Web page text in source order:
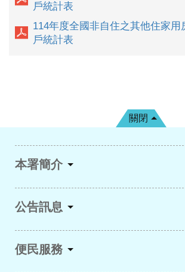
戶統計表
114年度全國非自住之其他住家用
戶統計表
關閉
本署簡介
公告訊息
便民服務